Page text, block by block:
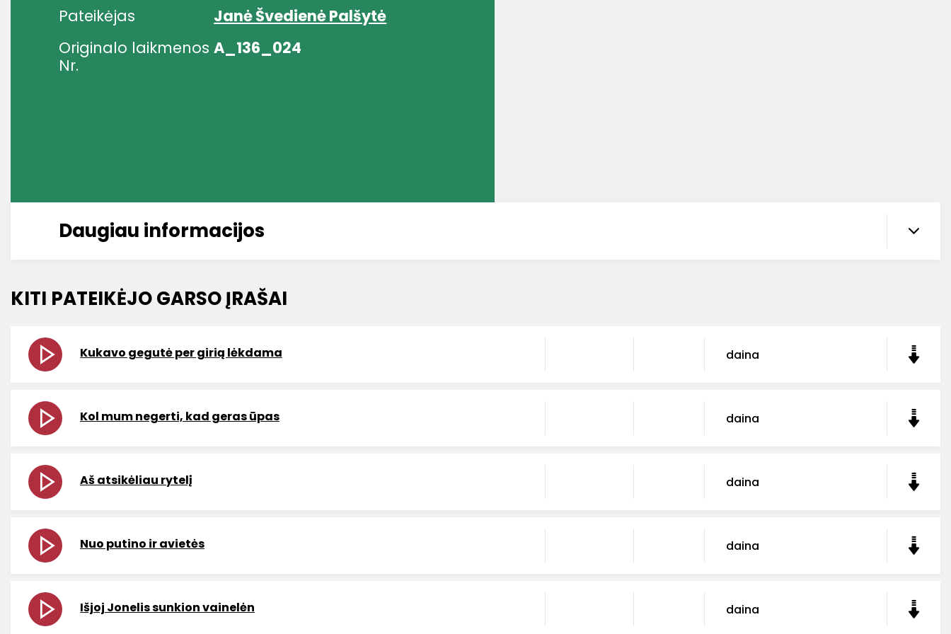
Pateikėjas
Janė Švedienė Palšytė
Originalo laikmenos
Nr.
A_136_024
Daugiau informacijos
KITI PATEIKĖJO GARSO ĮRAŠAI
Kukavo gegutė per girią lėkdama daina
Kol mum negerti, kad geras ūpas daina
Aš atsikėliau rytelį daina
Nuo putino ir avietės daina
Išjoj Jonelis sunkion vainelėn daina